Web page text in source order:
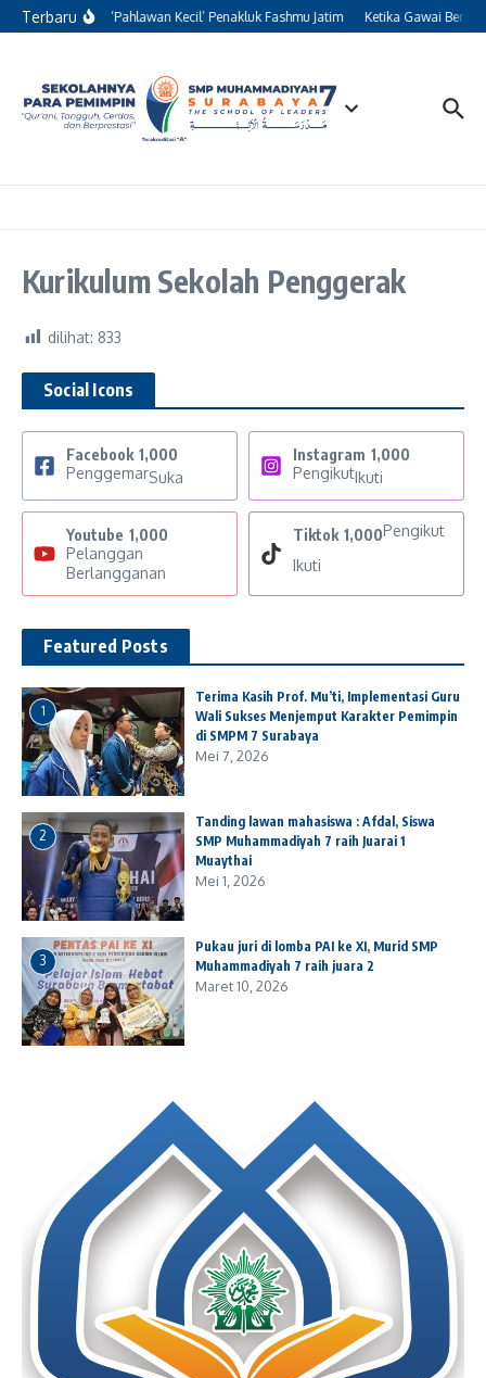
Lewati ke konten
TerbaruKisah 13 ‘Pahlawan Kecil’ Penakluk Fashmu Jatim Ketika Gawai
Kurikulum Sekolah Penggerak
dilihat: 833
Social Icons
Facebook 1,000
PenggemarSuka
Instagram 1,000
PengikutIkuti
Youtube 1,000
Pelanggan
Berlangganan
Tiktok 1,000Pengikut
Ikuti
Featured Posts
1
Terima Kasih Prof. Mu’ti, Implementasi Guru
Wali Sukses Menjemput Karakter Pemimpin
di SMPM 7 Surabaya
Mei 7, 2026
2
Tanding lawan mahasiswa : Afdal, Siswa
SMP Muhammadiyah 7 raih Juarai 1
Muaythai
Mei 1, 2026
3
Pukau juri di lomba PAI ke XI, Murid SMP
Muhammadiyah 7 raih juara 2
Maret 10, 2026